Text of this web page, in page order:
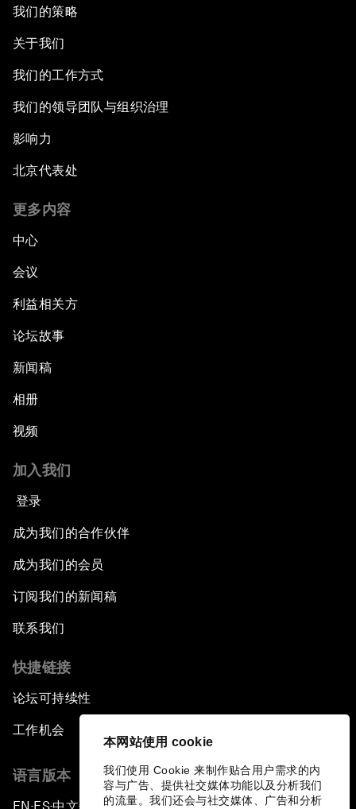
本网站使用 cookie
我们使用 Cookie 来制作贴合用户需求的内
容与广告、提供社交媒体功能以及分析我们
的流量。我们还会与社交媒体、广告和分析
我们的策略
关于我们
我们的工作方式
我们的领导团队与组织治理
影响力
北京代表处
更多内容
中心
会议
利益相关方
论坛故事
新闻稿
相册
视频
加入我们
登录
成为我们的合作伙伴
成为我们的会员
订阅我们的新闻稿
联系我们
快捷链接
论坛可持续性
工作机会
语言版本
▪ ▪ ▪